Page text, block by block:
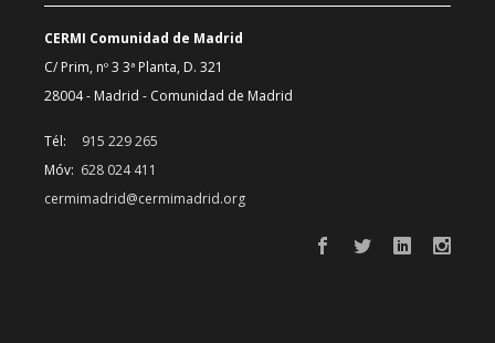
CERMI Comunidad de Madrid
C/ Prim, nº 3 3ª Planta, D. 321
28004 - Madrid - Comunidad de Madrid
Tél:
915 229 265
Móv: 628 024 411
cermimadrid@cermimadrid.org